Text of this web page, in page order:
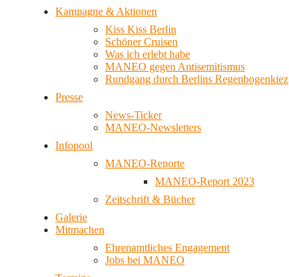
Kampagne & Aktionen
Kiss Kiss Berlin
Schöner Cruisen
Was ich erlebt habe
MANEO gegen Antisemitismus
Rundgang durch Berlins Regenbogenkiez
Presse
News-Ticker
MANEO-Newsletters
Infopool
MANEO-Reporte
MANEO-Report 2023
Zeitschrift & Bücher
Galerie
Mitmachen
Ehrenamtliches Engagement
Jobs bei MANEO